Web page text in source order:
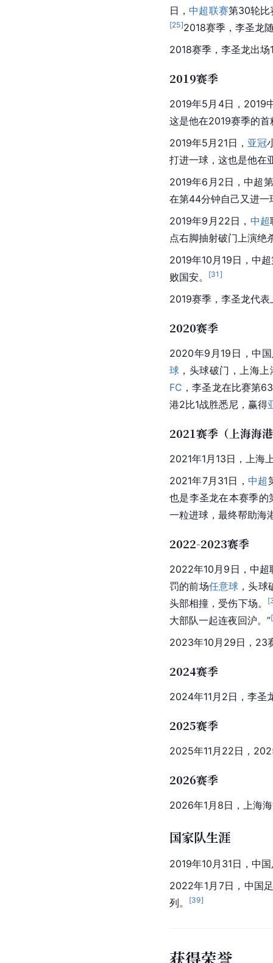
日，中超联赛第30轮比
[25]2018赛季，李圣龙
2018赛季，李圣龙出场
2019赛季
2019年5月4日，2019
这是他在2019赛季的首
2019年5月21日， 亚冠
打进一球，这也是他在
2019年6月2日，中超
在第44分钟自己又进一
2019年9月22日， 中超
点右脚抽射破门上演绝
2019年10月19日，中
败国安。 [31 ]
2019赛季，李圣龙代
2020赛季
2020年9月19日，中国
球 ，头球破门，上海
FC ，李圣龙在比赛第
港2比1战胜悉尼 ，赢得
2021赛季（上海海
2021年1月13日，
上海
2021年7月31日， 中超
也是李圣龙在本赛季的
一粒进球，最终帮助海
2022-2023赛季
2022年10月9日， 中超
罚的前场任意球 ，头
头部相撞，受伤下场。
[
大部队一起连夜回沪。”[
2023年10月29日，23
2024赛季
2024年11月2日，李圣
2025赛季
2025年11月22日，
2026赛季
2026年1月8日，上海
国家队生涯
2019年10月31日， 中
2022年1月7日， 中国
列。
[39]
获得荣誉